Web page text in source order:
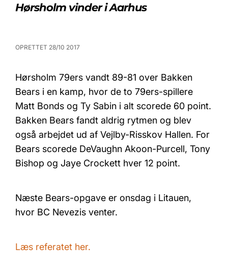
Hørsholm vinder i Aarhus
OPRETTET 28/10 2017
Hørsholm 79ers vandt 89-81 over Bakken
Bears i en kamp, hvor de to 79ers-spillere
Matt Bonds og Ty Sabin i alt scorede 60 point.
Bakken Bears fandt aldrig rytmen og blev
også arbejdet ud af Vejlby-Risskov Hallen. For
Bears scorede DeVaughn Akoon-Purcell, Tony
Bishop og Jaye Crockett hver 12 point.
Næste Bears-opgave er onsdag i Litauen,
hvor BC Nevezis venter.
Læs referatet her.